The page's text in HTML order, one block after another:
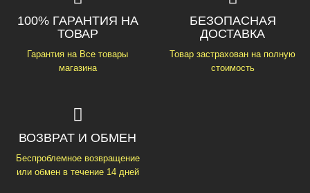
100% ГАРАНТИЯ НА
ТОВАР
Гарантия на Все товары
магазина
БЕЗОПАСНАЯ
ДОСТАВКА
Товар застрахован на полную
стоимость
ВОЗВРАТ И ОБМЕН
Беспроблемное возвращение
или обмен в течение 14 дней